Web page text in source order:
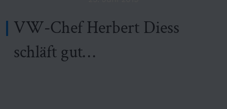
VW-Chef Herbert Diess
schläft gut…